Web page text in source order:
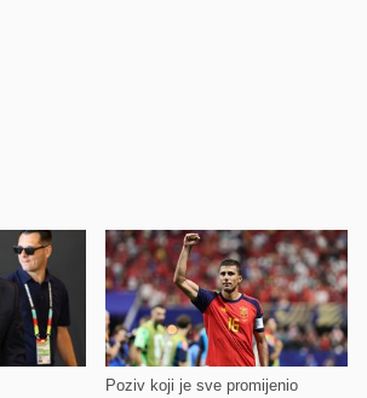
Poziv koji je sve promijenio